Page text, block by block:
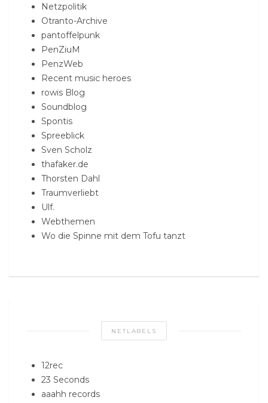
Netzpolitik
Otranto-Archive
pantoffelpunk
PenZiuM
PenzWeb
Recent music heroes
rowis Blog
Soundblog
Spontis
Spreeblick
Sven Scholz
thafaker.de
Thorsten Dahl
Traumverliebt
Ulf.
Webthemen
Wo die Spinne mit dem Tofu tanzt
NETLABELS
12rec
23 Seconds
aaahh records